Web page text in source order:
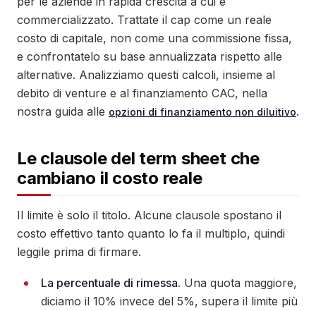
commercializzato. Trattate il cap come un reale
costo di capitale, non come una commissione fissa,
e confrontatelo su base annualizzata rispetto alle
alternative. Analizziamo questi calcoli, insieme al
debito di venture e al finanziamento CAC, nella
nostra guida alle opzioni di finanziamento non diluitivo.
Le clausole del term sheet che
cambiano il costo reale
Il limite è solo il titolo. Alcune clausole spostano il
costo effettivo tanto quanto lo fa il multiplo, quindi
leggile prima di firmare.
La percentuale di rimessa. Una quota maggiore,
diciamo il 10% invece del 5%, supera il limite più